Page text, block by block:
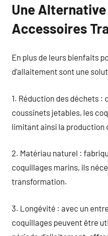
Une
Accessoires
En plus de leurs bienfaits
d’allaitement sont une
1. Réduction des déchets :
coussinets jetables, les
limitant ainsi la production
2. Matériau naturel :
coquillages marins, ils
transformation.
3. Longévité : avec un
coquillages peuvent être